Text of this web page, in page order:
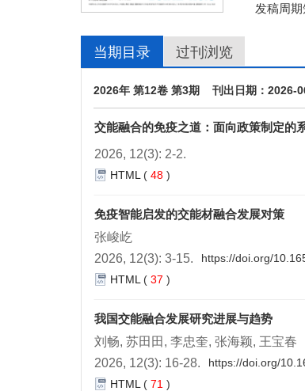
发稿周
当期目录 过刊浏览
2026年 第12卷 第3期 刊出日期：2026-
交能融合的免疫之道：面向政策制定的
2026, 12(3): 2-2.
HTML ( 48 )
免疫智能启发的交能材融合发展对策
张峻屹
2026, 12(3): 3-15.
https://doi.org/
HTML ( 37 )
我国交能融合发展研究进展与趋势
刘畅, 苏田田, 李忠奎, 张海颖, 王宝春
2026, 12(3): 16-28.
https://doi.org/
HTML ( 71 )